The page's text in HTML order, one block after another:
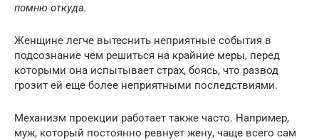
помню откуда.
Женщине легче вытеснить неприятные события в
подсознание чем решиться на крайние меры, перед
которыми она испытывает страх, боясь, что развод
грозит ей еще более неприятными последствиями.
Механизм проекции работает также часто. Например,
муж, который постоянно ревнует жену, чаще всего сам